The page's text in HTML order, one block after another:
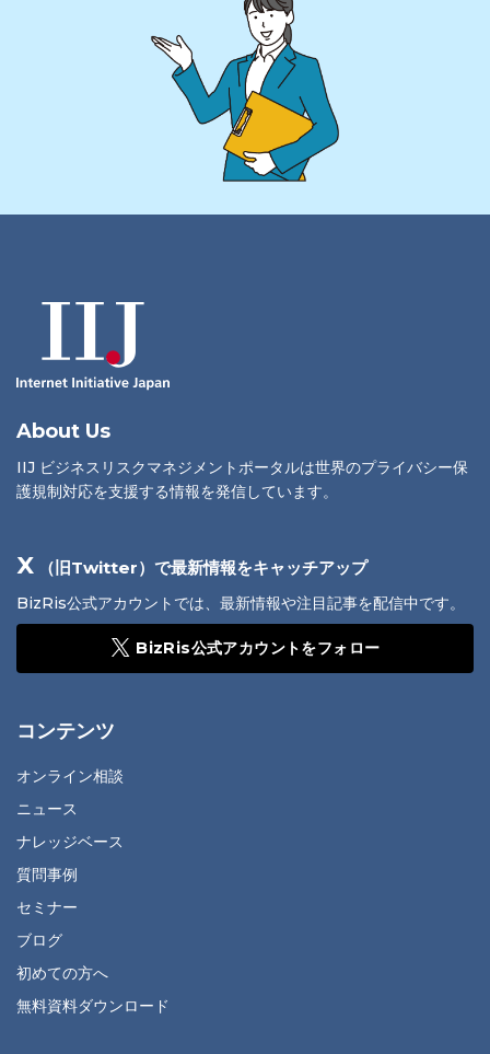
About Us
IIJ ビジネスリスクマネジメントポータルは世界のプライバシー保
護規制対応を支援する情報を発信しています。
X （旧Twitter）で最新情報をキャッチアップ
BizRis公式アカウントでは、最新情報や注目記事を配信中です。
BizRis公式アカウントをフォロー
コンテンツ
オンライン相談
ニュース
ナレッジベース
質問事例
セミナー
ブログ
初めての方へ
無料資料ダウンロード